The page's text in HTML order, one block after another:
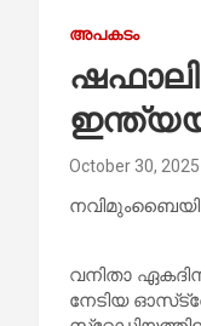
അപകടം
October 30, 2025
വനിതാ
നേടിയ